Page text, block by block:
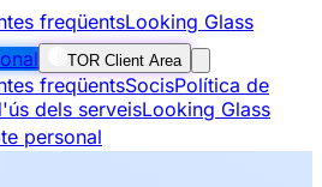
freqüentsLooking Glass
TOR Client Area
freqüentsSocisPolítica de
dels serveisLooking Glass
personal